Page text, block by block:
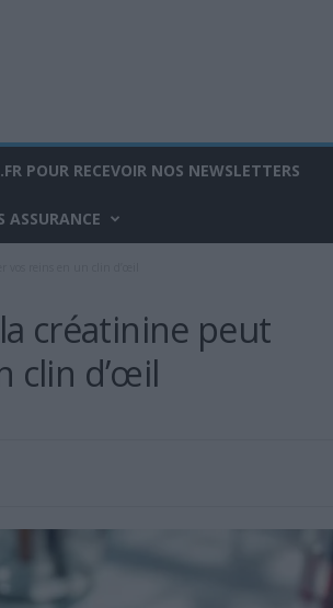
POUR RECEVOIR NOS NEWSLETTERS
ASSURANCE
créatinine peut
clin d’œil